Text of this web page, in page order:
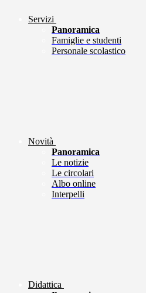
Servizi
Panoramica
Famiglie e studenti
Personale scolastico
Novità
Panoramica
Le notizie
Le circolari
Albo online
Interpelli
Didattica